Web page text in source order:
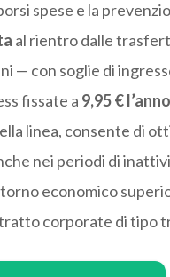
spese e la
al rientro dalle
— con soglie di
fissate a 9,95 € l’anno
linea, consente di
nei periodi di
economico
corporate di tipo